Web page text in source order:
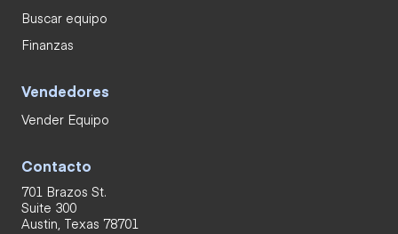
Buscar equipo
Finanzas
Vendedores
Vender Equipo
Contacto
701 Brazos St.
Suite 300
Austin, Texas 78701